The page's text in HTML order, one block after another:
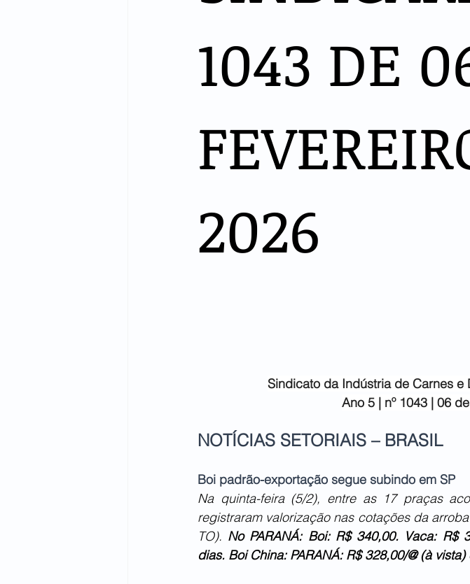
1043 DE
2026
Sindicato da Indústria de Carnes e
Ano 5 | nº 1043 | 06
NOTÍCIAS SETORIAIS – BRASIL
Boi padrão-exportação segue subindo em SP
Na quinta-feira (5/2), entre as 17 praças
registraram valorização nas cotações da
TO). No PARANÁ: Boi: R$ 340,00. Vaca: R$
dias. Boi China: PARANÁ: R$ 328,00/@ (à